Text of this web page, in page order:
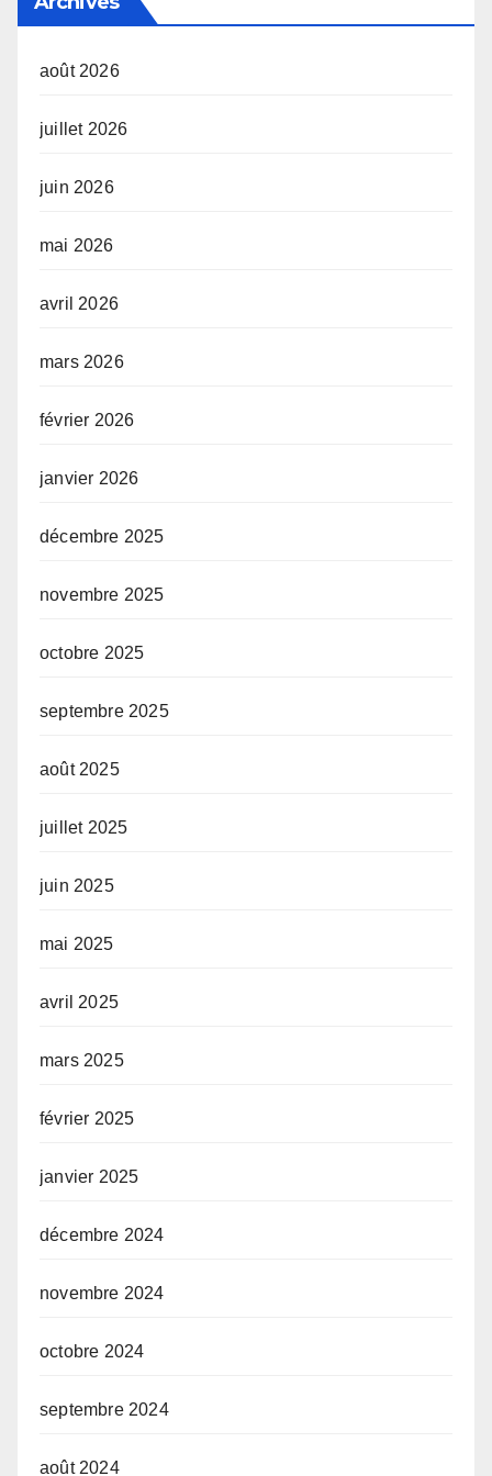
août 2026
juillet 2026
juin 2026
mai 2026
avril 2026
mars 2026
février 2026
janvier 2026
décembre 2025
novembre 2025
octobre 2025
septembre 2025
août 2025
juillet 2025
juin 2025
mai 2025
avril 2025
mars 2025
février 2025
janvier 2025
décembre 2024
novembre 2024
octobre 2024
septembre 2024
août 2024